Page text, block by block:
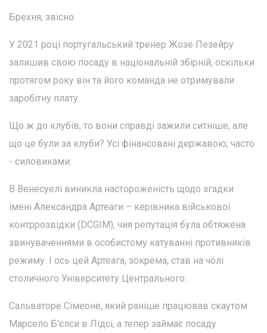
Брехня, звісно.
У 2021 році португальський тренер Жозе Пезейру
залишив свою посаду в національній збірній, оскільки
протягом року він та його команда не отримували
заробітну плату.
Що ж до клубів, то вони справді зажили ситніше, але
що це були за клуби? Усі фінансовані державою; часто
- силовиками.
В Венесуелі виникла настороженість щодо згадки
імені Александра Артеаги – керівника військової
контррозвідки (DCGIM), чия репутація була обтяжена
звинуваченнями в особистому катуванні противників
режиму. І ось цей Артеага, зокрема, став на чолі
столичного Університету Центрального.
Сальваторе Сімеоне, який раніше працював скаутом
Марсело Б'єлси в Лідсі, а тепер займає посаду